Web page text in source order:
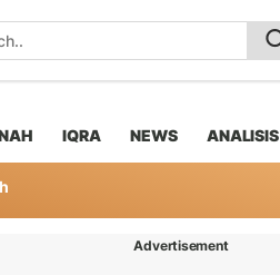
IQRA NEWS ANALISIS
Advertisement